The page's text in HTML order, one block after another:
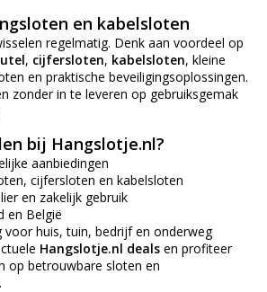
en kabelsloten
regelmatig. Denk aan voordeel op
, cijfersloten, kabelsloten, kleine
en praktische beveiligingsoplossingen.
zonder in te leveren op gebruiksgemak
bij Hangslotje.nl?
aanbiedingen
cijfersloten en kabelsloten
en zakelijk gebruik
en België
voor huis, tuin, bedrijf en onderweg
Hangslotje.nl deals en profiteer
op betrouwbare sloten en